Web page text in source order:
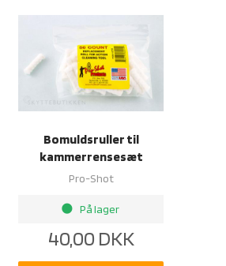
Bomuldsruller til
kammerrensesæt
Pro-Shot
brightness_1 På lager
40,00 DKK